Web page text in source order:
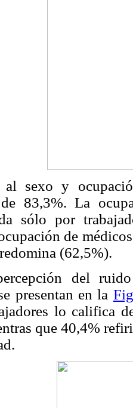
al sexo y
83,3%. La
sólo por
de
(62,5%).
del
presentan en la
lo califica
que 40,4%